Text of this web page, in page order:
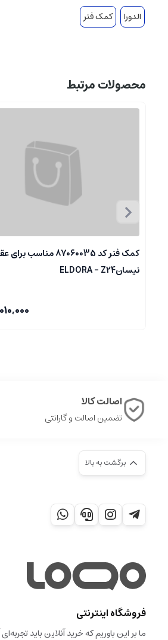
الدورا
کمک فنر
محصولات مرتبط
كمک فنر کد 87060035 مناسب
نیسانELDORA - Z24
اصالت کالا
تضمین اصالت و گارانتی
برگشت به بالا
فروشگاه اینترنتی
ما بر این باوریم که خرید آنلاین باید